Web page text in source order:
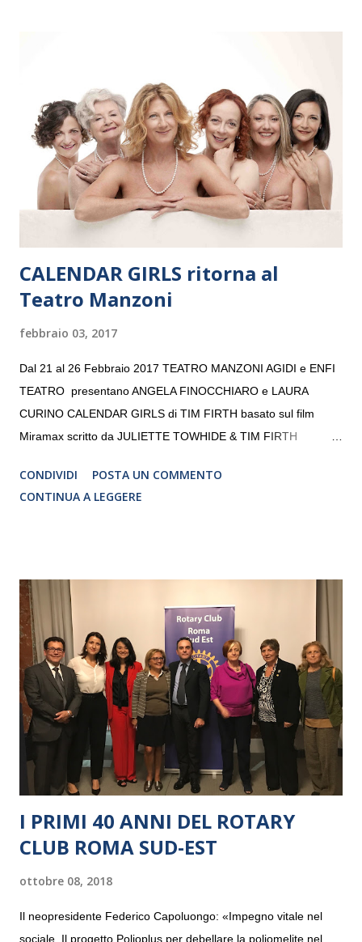
“Settembre dell’Accademia” dove si esibirà per il secondo anno
consecutivo. Il pubblico milanese avrà il piacere di applaudire i
giovani artisti della Baltic Sea Youth Philharmonic per la quarta
volta. L’orchestra, fondata nel 2008 da Kristjan Järvi (affiancato
da un prestigioso consiglio di consulent...
CALENDAR GIRLS ritorna al
Teatro Manzoni
febbraio 03, 2017
Dal 21 al 26 Febbraio 2017 TEATRO MANZONI AGIDI e ENFI
TEATRO presentano ANGELA FINOCCHIARO e LAURA
CURINO CALENDAR GIRLS di TIM FIRTH basato sul film
Miramax scritto da JULIETTE TOWHIDE & TIM FIRTH
CRISTINA PEZZOLI
CONDIVIDI
POSTA UN COMMENTO
CONTINUA A LEGGERE
I PRIMI 40 ANNI DEL ROTARY
CLUB ROMA SUD-EST
ottobre 08, 2018
Il neopresidente Federico Capoluongo: «Impegno vitale nel
sociale. Il progetto Polioplus per debellare la poliomelite nel